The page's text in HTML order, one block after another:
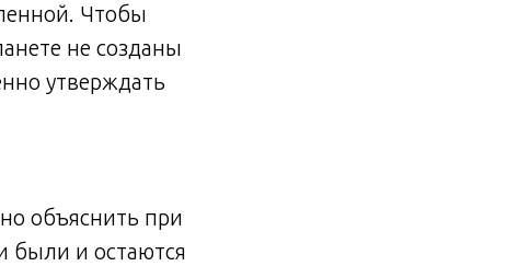
Чтобы
не созданы
утверждать
объяснить при
были и остаются